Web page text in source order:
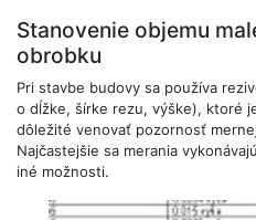
Stanovenie objemu
obrobku
Pri stavbe budovy sa používa
o dĺžke, šírke rezu, výške), ktoré
dôležité venovať pozornosť
Najčastejšie sa merania
iné možnosti.